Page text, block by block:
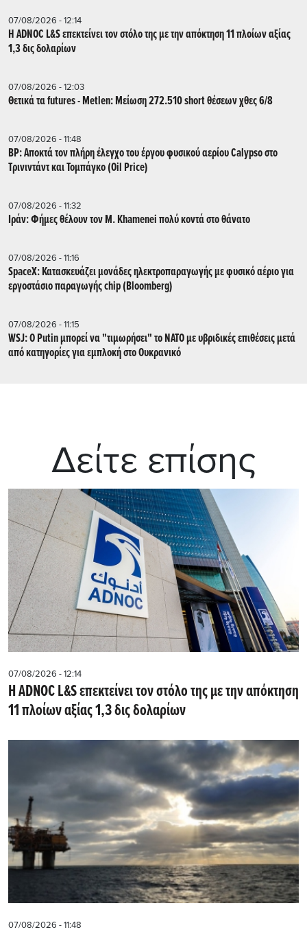
07/08/2026 - 12:14
Η ADNOC L&S επεκτείνει τον στόλο της με την απόκτηση 11 πλοίων αξίας
1,3 δις δολαρίων
07/08/2026 - 12:03
Θετικά τα futures - Metlen: Μείωση 272.510 short θέσεων χθες 6/8
07/08/2026 - 11:48
BP: Αποκτά τον πλήρη έλεγχο του έργου φυσικού αερίου Calypso στο
Τρινιντάντ και Τομπάγκο (Oil Price)
07/08/2026 - 11:32
Ιράν: Φήμες θέλουν τον Μ. Khamenei πολύ κοντά στο θάνατο
07/08/2026 - 11:16
SpaceX: Κατασκευάζει μονάδες ηλεκτροπαραγωγής με φυσικό αέριο για
εργοστάσιο παραγωγής chip (Bloomberg)
07/08/2026 - 11:15
WSJ: Ο Putin μπορεί να "τιμωρήσει" το ΝΑΤΟ με υβριδικές επιθέσεις μετά
από κατηγορίες για εμπλοκή στο Ουκρανικό
Δείτε επίσης
07/08/2026 - 12:14
Η ADNOC L&S επεκτείνει τον στόλο της με την απόκτηση
11 πλοίων αξίας 1,3 δις δολαρίων
07/08/2026 - 11:48